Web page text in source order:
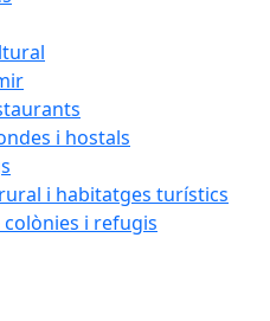
i hostals
i habitatges turístics
colònies i refugis